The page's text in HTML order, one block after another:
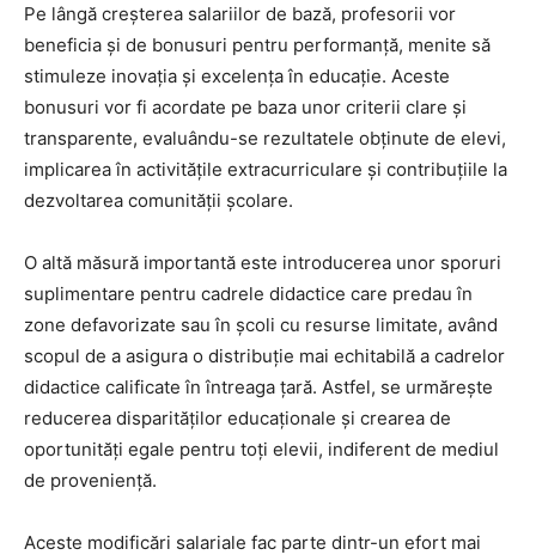
Pe lângă creșterea salariilor de bază, profesorii vor
beneficia și de bonusuri pentru performanță, menite să
stimuleze inovația și excelența în educație. Aceste
bonusuri vor fi acordate pe baza unor criterii clare și
transparente, evaluându-se rezultatele obținute de elevi,
implicarea în activitățile extracurriculare și contribuțiile la
dezvoltarea comunității școlare.
O altă măsură importantă este introducerea unor sporuri
suplimentare pentru cadrele didactice care predau în
zone defavorizate sau în școli cu resurse limitate, având
scopul de a asigura o distribuție mai echitabilă a cadrelor
didactice calificate în întreaga țară. Astfel, se urmărește
reducerea disparităților educaționale și crearea de
oportunități egale pentru toți elevii, indiferent de mediul
de proveniență.
Aceste modificări salariale fac parte dintr-un efort mai